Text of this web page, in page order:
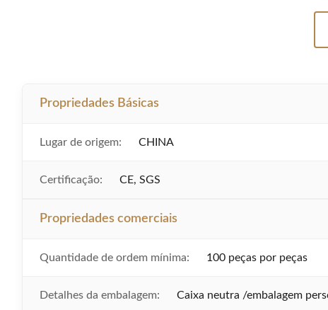
Propriedades Básicas
Lugar de origem: CHINA
Certificação: CE, SGS
Propriedades comerciais
Quantidade de ordem mínima: 100 peças por peças
Detalhes da embalagem: Caixa neutra /embalagem